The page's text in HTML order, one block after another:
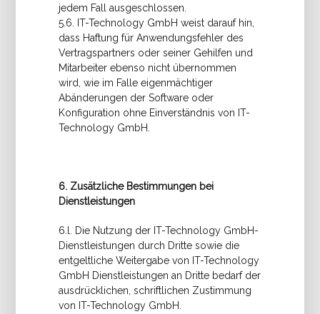
jedem Fall ausgeschlossen.
5.6. IT-Technology GmbH weist darauf hin,
dass Haftung für Anwendungsfehler des
Vertragspartners oder seiner Gehilfen und
Mitarbeiter ebenso nicht übernommen
wird, wie im Falle eigenmächtiger
Abänderungen der Software oder
Konfiguration ohne Einverständnis von IT-
Technology GmbH.
6. Zusätzliche Bestimmungen bei
Dienstleistungen
6.l. Die Nutzung der IT-Technology GmbH-
Dienstleistungen durch Dritte sowie die
entgeltliche Weitergabe von IT-Technology
GmbH Dienstleistungen an Dritte bedarf der
ausdrücklichen, schriftlichen Zustimmung
von IT-Technology GmbH.